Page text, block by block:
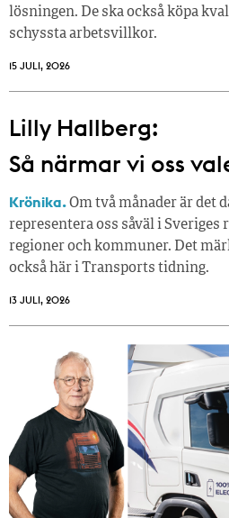
lösningen. De ska också köpa
schyssta arbetsvillkor.
15 JULI, 2026
Lilly Hallberg:
Så närmar vi oss
Krönika.Om två månader är det
representera oss såväl i Sveriges
regioner och kommuner. Det
också här i Transports tidning.
13 JULI, 2026